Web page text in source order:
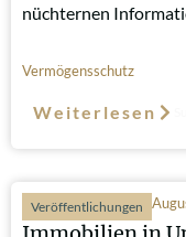
nüchternen
Vermögensschutz
Weiterlesen
Veröffentlichungen